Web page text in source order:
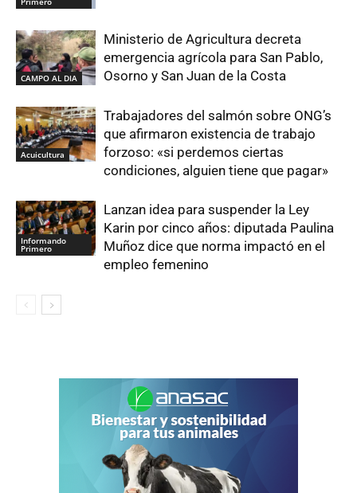
CAMPO AL DIA
Ministerio de Agricultura decreta
emergencia agrícola para San Pablo,
Osorno y San Juan de la Costa
Acuicultura
Trabajadores del salmón sobre ONG’s
que afirmaron existencia de trabajo
forzoso: «si perdemos ciertas
condiciones, alguien tiene que pagar»
Informando
Primero
Lanzan idea para suspender la Ley
Karin por cinco años: diputada Paulina
Muñoz dice que norma impactó en el
empleo femenino